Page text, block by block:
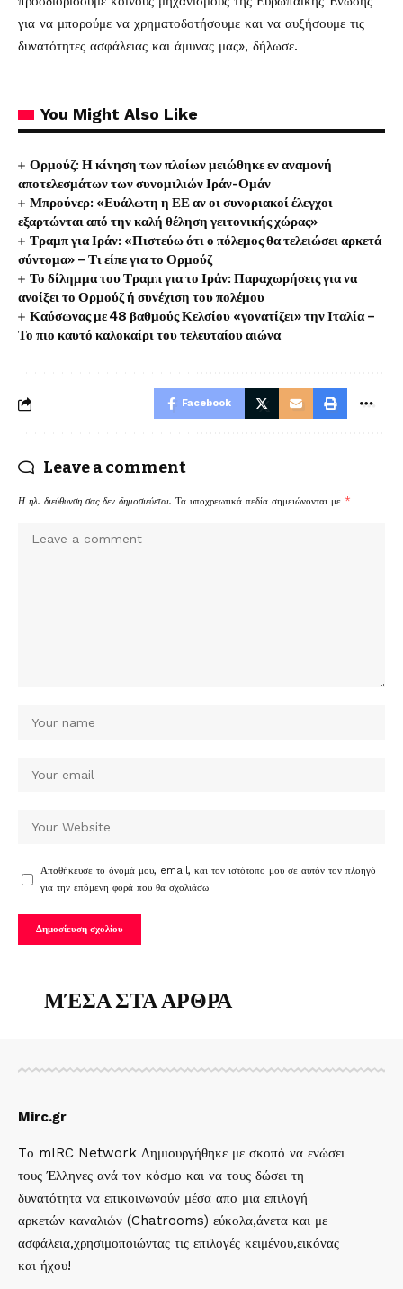
για να μπορούμε να χρηματοδοτήσουμε και να αυξήσουμε τις
δυνατότητες ασφάλειας και άμυνας μας», δήλωσε.
You Might Also Like
Ορμούζ: Η κίνηση των πλοίων μειώθηκε εν αναμονή
αποτελεσμάτων των συνομιλιών Ιράν-Ομάν
Μπρούνερ: «Ευάλωτη η ΕΕ αν οι συνοριακοί έλεγχοι
εξαρτώνται από την καλή θέληση γειτονικής χώρας»
Τραμπ για Ιράν: «Πιστεύω ότι ο πόλεμος θα τελειώσει αρκετά
σύντομα» – Τι είπε για το Ορμούζ
Το δίλημμα του Τραμπ για το Ιράν: Παραχωρήσεις για να
ανοίξει το Ορμούζ ή συνέχιση του πολέμου
Καύσωνας με 48 βαθμούς Κελσίου «γονατίζει» την Ιταλία –
Το πιο καυτό καλοκαίρι του τελευταίου αιώνα
Facebook
Leave a comment
Η ηλ. διεύθυνση σας δεν δημοσιεύεται. Τα υποχρεωτικά πεδία σημειώνονται με *
Αποθήκευσε το όνομά μου, email, και τον ιστότοπο μου σε αυτόν τον πλοηγό
για την επόμενη φορά που θα σχολιάσω.
ΜΈΣΑ ΣΤΑ ΑΡΘΡΑ
Mirc.gr
Tο mIRC Network Δημιουργήθηκε με σκοπό να ενώσει
τους Έλληνες ανά τον κόσμο και να τους δώσει τη
δυνατότητα να επικοινωνούν μέσα απο μια επιλογή
αρκετών καναλιών (Chatrooms) εύκολα,άνετα και με
ασφάλεια,χρησιμοποιώντας τις επιλογές κειμένου,εικόνας
και ήχου!